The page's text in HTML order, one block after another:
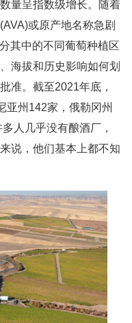
量呈指数级增长。随着
或原产地名称急剧
其中的不同葡萄种植区
海拔和历史影响如何划
准。截至2021年底，
亚州142家，俄勒冈州
人几乎没有酿酒厂，
说，他们基本上都不知